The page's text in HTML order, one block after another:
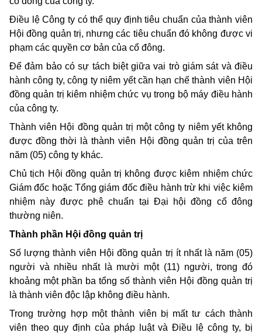
Điều lệ Công ty có thể quy định tiêu chuẩn của thành viên
Hội đồng quản trị, nhưng các tiêu chuẩn đó không được vi
phạm các quyền cơ bản của cổ đông.
Để đảm bảo có sự tách biệt giữa vai trò giám sát và điều
hành công ty, công ty niêm yết cần hạn chế thành viên Hội
đồng quản trị kiêm nhiệm chức vụ trong bộ máy điều hành
của công ty.
Thành viên Hội đồng quản trị một công ty niêm yết không
được đồng thời là thành viên Hội đồng quản trị của trên
năm (05) công ty khác.
Chủ tịch Hội đồng quản trị không được kiêm nhiệm chức
Giám đốc hoặc Tổng giám đốc điều hành trừ khi việc kiêm
nhiệm này được phê chuẩn tại Đại hội đồng cổ đông
thường niên.
Thành phần Hội đồng quản trị
Số lượng thành viên Hội đồng quản trị ít nhất là năm (05)
người và nhiều nhất là mười một (11) người, trong đó
khoảng một phần ba tổng số thành viên Hội đồng quản trị
là thành viên độc lập không điều hành.
Trong trường hợp một thành viên bị mất tư cách thành
viên theo quy định của pháp luật và Điều lệ công ty, bị